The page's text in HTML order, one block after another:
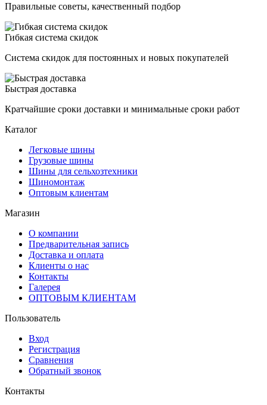
Правильные советы, качественный подбор
Гибкая система скидок
Система скидок для постоянных и новых покупателей
Быстрая доставка
Кратчайшие сроки доставки и минимальные сроки работ
Каталог
Легковые шины
Грузовые шины
Шины для сельхозтехники
Шиномонтаж
Оптовым клиентам
Магазин
О компании
Предварительная запись
Доставка и оплата
Клиенты о нас
Контакты
Галерея
ОПТОВЫМ КЛИЕНТАМ
Пользователь
Вход
Регистрация
Сравнения
Обратный звонок
Контакты